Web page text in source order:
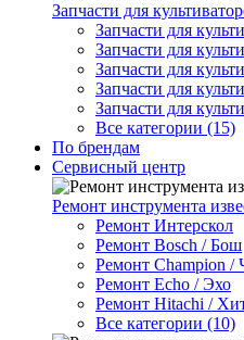
Запчасти для
Запчасти для
Запчасти для
Запчасти для
Запчасти для
Запчасти для
Все категории (15)
По брендам
Сервисный центр
Ремонт инструмента
Ремонт Интерскол
Ремонт Bosch / Бош
Ремонт Champion /
Ремонт Echo / Эхо
Ремонт Hitachi /
Все категории (10)